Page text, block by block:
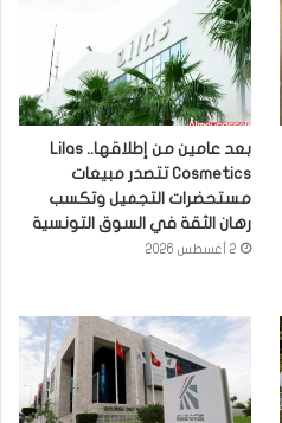
بعد عامين من إطلاقها.. Lilas
Cosmetics تتصدر مبيعات
مستحضرات التجميل وتكسب
رهان الثقة في السوق التونسية
2 أغسطس 2026